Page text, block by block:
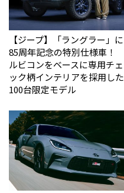
【ジープ】「ラングラー」に
85周年記念の特別仕様車！
ルビコンをベースに専用チェ
ック柄インテリアを採用した
100台限定モデル